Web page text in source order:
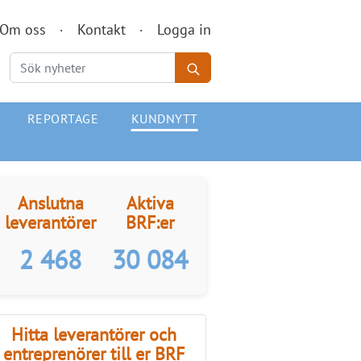
Om oss Kontakt Logga in
REPORTAGE
KUNDNYTT
Anslutna
leverantörer
2 468
Aktiva
BRF:er
30 084
Hitta leverantörer och
entreprenörer till er BRF